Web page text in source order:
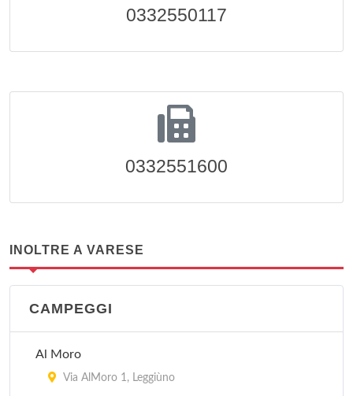
0332550117
0332551600
INOLTRE A VARESE
CAMPEGGI
Al Moro
Via AlMoro 1, Leggiùno